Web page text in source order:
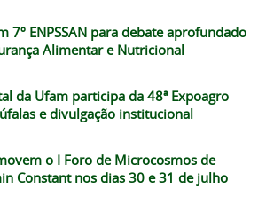
7º ENPSSAN para debate aprofundado
Alimentar e Nutricional
da Ufam participa da 48ª Expoagro
e divulgação institucional
o I Foro de Microcosmos de
Constant nos dias 30 e 31 de julho